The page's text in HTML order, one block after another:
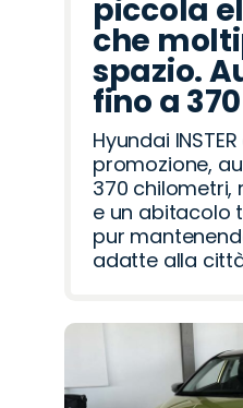
piccola
che
spazio.
fino a
Hyundai
promozione,
370
e un abitacolo
pur
adatte alla